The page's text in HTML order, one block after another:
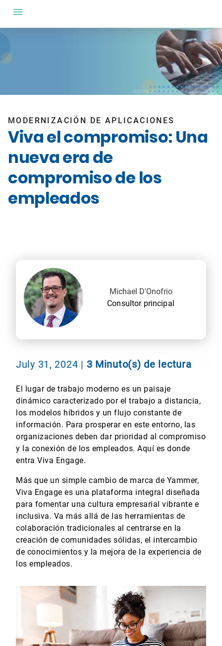
MODERNIZACIÓN DE APLICACIONES
Viva el compromiso: Una
nueva era de
compromiso de los
empleados
Michael D'Onofrio
Consultor principal
July 31, 2024 | 3 Minuto(s) de lectura
El lugar de trabajo moderno es un paisaje
dinámico caracterizado por el trabajo a distancia,
los modelos híbridos y un flujo constante de
información. Para prosperar en este entorno, las
organizaciones deben dar prioridad al compromiso
y la conexión de los empleados. Aquí es donde
entra Viva Engage.
Más que un simple cambio de marca de Yammer,
Viva Engage es una plataforma integral diseñada
para fomentar una cultura empresarial vibrante e
inclusiva. Va más allá de las herramientas de
colaboración tradicionales al centrarse en la
creación de comunidades sólidas, el intercambio
de conocimientos y la mejora de la experiencia de
los empleados.